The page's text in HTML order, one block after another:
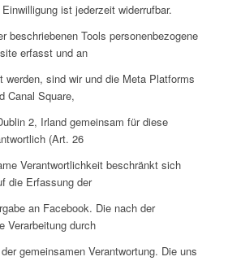
ist jederzeit widerrufbar.
beschriebenen Tools personenbezogene
erfasst und an
werden, sind wir und die Meta Platforms
Canal Square,
2, Irland gemeinsam für diese
(Art. 26
Verantwortlichkeit beschränkt sich
die Erfassung der
an Facebook. Die nach der
Verarbeitung durch
gemeinsamen Verantwortung. Die uns